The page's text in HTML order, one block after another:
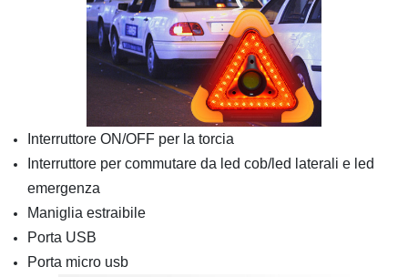
Interruttore ON/OFF per la torcia
Interruttore per commutare da led cob/led laterali e led
emergenza
Maniglia estraibile
Porta USB
Porta micro usb